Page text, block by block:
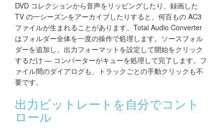
DVD コレクションから音声をリッピングしたり、録画した
TV の一シーズンをアーカイブしたりすると、何百もの AC3
ファイルが生まれることがあります。Total Audio Converter
はフォルダー全体を一度の操作で処理します。ソースフォル
ダーを追加し、出力フォーマットを設定して開始をクリック
するだけ — コンバーターがキューを処理して完了します。フ
ァイル間のダイアログも、トラックごとの手動クリックも不
要です。
出力ビットレートを自分でコント
ロール